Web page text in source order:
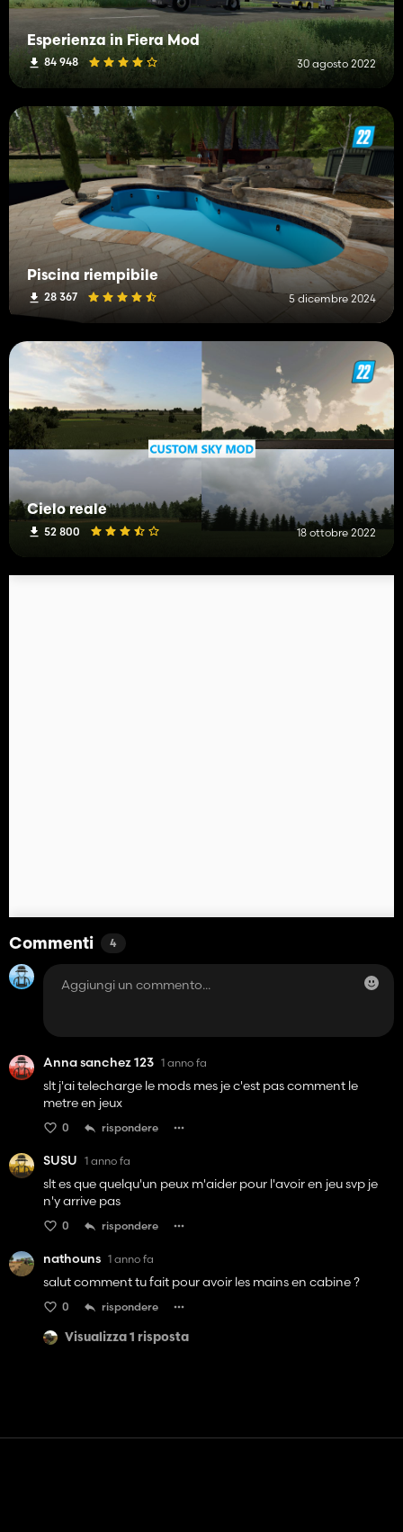
Esperienza in Fiera Mod
84 948 30 agosto 2022
Piscina riempibile
28 367 5 dicembre 2024
Cielo reale
52 800 18 ottobre 2022
Commenti 4
Anna sanchez 123 1 anno fa
slt j'ai telecharge le mods mes je c'est pas comment le
metre en jeux
0 rispondere
SUSU 1 anno fa
slt es que quelqu'un peux m'aider pour l'avoir en jeu svp je
n'y arrive pas
0 rispondere
nathouns 1 anno fa
salut comment tu fait pour avoir les mains en cabine ?
0 rispondere
Visualizza 1 risposta